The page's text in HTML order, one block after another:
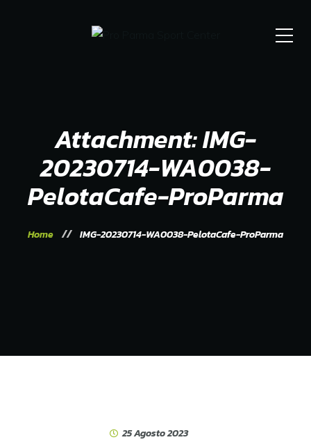
Attachment: IMG-
20230714-WA0038-
PelotaCafe-ProParma
Home IMG-20230714-WA0038-PelotaCafe-ProParma
25 Agosto 2023